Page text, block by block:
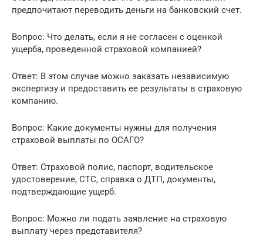
предпочитают переводить деньги на банковский счет.
Вопрос: Что делать, если я не согласен с оценкой
ущерба, проведенной страховой компанией?
Ответ: В этом случае можно заказать независимую
экспертизу и предоставить ее результаты в страховую
компанию.
Вопрос: Какие документы нужны для получения
страховой выплаты по ОСАГО?
Ответ: Страховой полис, паспорт, водительское
удостоверение, СТС, справка о ДТП, документы,
подтверждающие ущерб.
Вопрос: Можно ли подать заявление на страховую
выплату через представителя?